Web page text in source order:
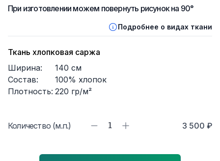
При изготовлении можем повернуть рисунок на 90°
Подробнее о видах ткани
Ткань хлопковая саржа
Ширина:
140 см
Состав:
100% хлопок
Плотность: 220 гр/м²
Количество (м.п.) 1 3 500 ₽